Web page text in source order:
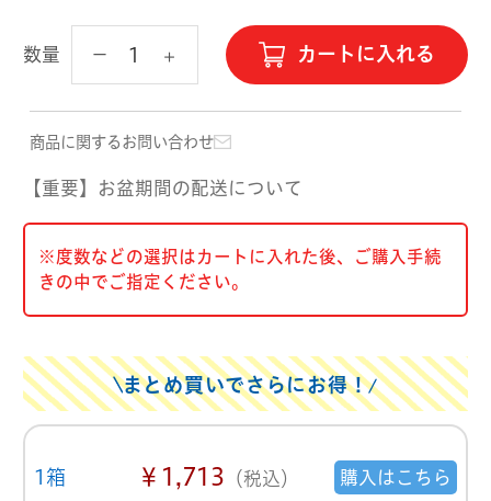
数量 カートに入れる
商品に関するお問い合わせ
【重要】お盆期間の配送について
※度数などの選択はカートに入れた後、ご購入手続
きの中でご指定ください。
まとめ買いでさらにお得！
1箱 ￥1,713 （税込） 購入はこちら